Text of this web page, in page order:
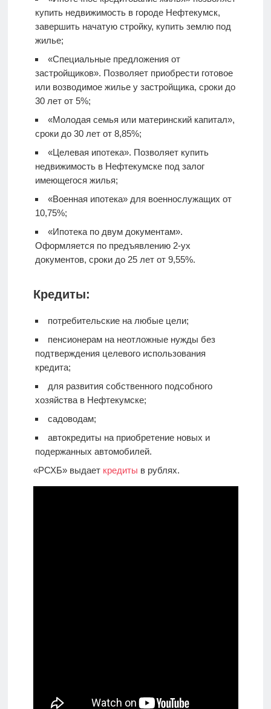
купить недвижимость в городе Нефтекумск,
завершить начатую стройку, купить землю под
жилье;
«Специальные предложения от
застройщиков». Позволяет приобрести готовое
или возводимое жилье у застройщика, сроки до
30 лет от 5%;
«Молодая семья или материнский капитал»,
сроки до 30 лет от 8,85%;
«Целевая ипотека». Позволяет купить
недвижимость в Нефтекумске под залог
имеющегося жилья;
«Военная ипотека» для военнослужащих от
10,75%;
«Ипотека по двум документам».
Оформляется по предъявлению 2-ух
документов, сроки до 25 лет от 9,55%.
Кредиты:
потребительские на любые цели;
пенсионерам на неотложные нужды без
подтверждения целевого использования
кредита;
для развития собственного подсобного
хозяйства в Нефтекумске;
садоводам;
автокредиты на приобретение новых и
подержанных автомобилей.
«РСХБ» выдает кредиты в рублях.